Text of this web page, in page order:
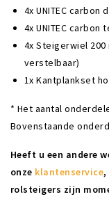
4x UNITEC carbon
4x UNITEC
4x Steigerwiel
verstelbaar)
1x Kantplankset
* Het aantal
Bovenstaande
Heeft u een andere
onze klantenservice,
rolsteigers zijn